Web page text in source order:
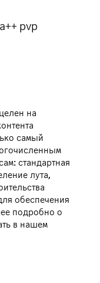
pvp
на
самый
стандартная
лута,
обеспечения
подробно о
в нашем